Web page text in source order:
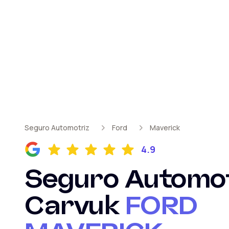
Seguro Automotriz Ford Maverick
4.9
Seguro
Carvuk FORD